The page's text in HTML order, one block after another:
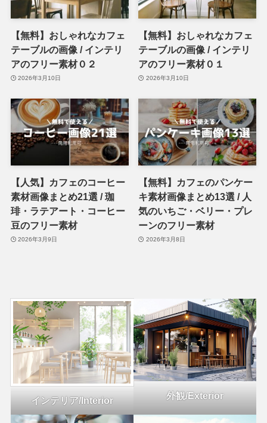
【無料】おしゃれなカフェ
テーブルの画像 / インテリ
アのフリー素材０２
2026年3月10日
【無料】おしゃれなカフェ
テーブルの画像 / インテリ
アのフリー素材０１
2026年3月10日
【人気】カフェのコーヒー
素材画像まとめ21選 / 珈
琲・ラテアート・コーヒー
豆のフリー素材
2026年3月9日
【無料】カフェのパンケー
キ素材画像まとめ13選 / 人
気のいちご・ベリー・プレ
ーンのフリー素材
2026年3月8日
インテリア/Interior 外観/Exterior